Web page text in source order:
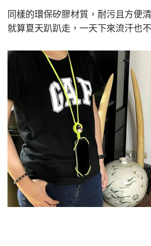
同樣的環保矽膠材質，耐污且方便
就算夏天趴趴走，一天下來流汗也